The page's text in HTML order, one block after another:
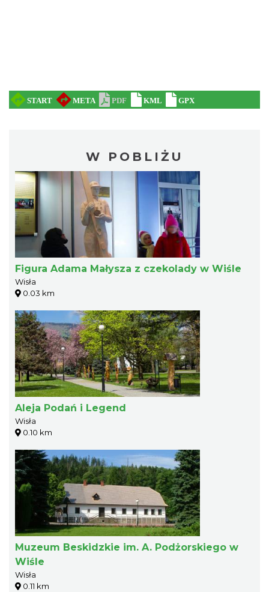
W POBLIŻU
Figura Adama Małysza z czekolady w Wiśle
Wisła
0.03 km
Aleja Podań i Legend
Wisła
0.10 km
Muzeum Beskidzkie im. A. Podżorskiego w
Wiśle
Wisła
0.11 km